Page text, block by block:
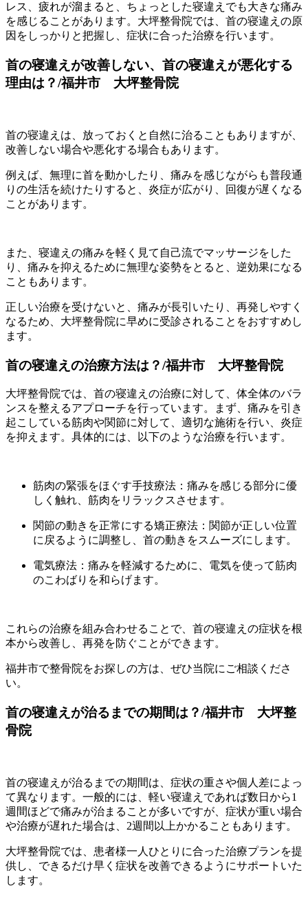
レス、疲れが溜まると、ちょっとした寝違えでも大きな痛み
を感じることがあります。大坪整骨院では、首の寝違えの原
因をしっかりと把握し、症状に合った治療を行います。
首の寝違えが改善しない、首の寝違えが悪化する
理由は？/福井市 大坪整骨院
首の寝違えは、放っておくと自然に治ることもありますが、
改善しない場合や悪化する場合もあります。
例えば、無理に首を動かしたり、痛みを感じながらも普段通
りの生活を続けたりすると、炎症が広がり、回復が遅くなる
ことがあります。
また、寝違えの痛みを軽く見て自己流でマッサージをした
り、痛みを抑えるために無理な姿勢をとると、逆効果になる
こともあります。
正しい治療を受けないと、痛みが長引いたり、再発しやすく
なるため、大坪整骨院に早めに受診されることをおすすめし
ます。
首の寝違えの治療方法は？/福井市 大坪整骨院
大坪整骨院では、首の寝違えの治療に対して、体全体のバラ
ンスを整えるアプローチを行っています。まず、痛みを引き
起こしている筋肉や関節に対して、適切な施術を行い、炎症
を抑えます。具体的には、以下のような治療を行います。
筋肉の緊張をほぐす手技療法：痛みを感じる部分に優
しく触れ、筋肉をリラックスさせます。
関節の動きを正常にする矯正療法：関節が正しい位置
に戻るように調整し、首の動きをスムーズにします。
電気療法：痛みを軽減するために、電気を使って筋肉
のこわばりを和らげます。
これらの治療を組み合わせることで、首の寝違えの症状を根
本から改善し、再発を防ぐことができます。
福井市で整骨院をお探しの方は、ぜひ当院にご相談くださ
い。
首の寝違えが治るまでの期間は？/福井市 大坪整
骨院
首の寝違えが治るまでの期間は、症状の重さや個人差によっ
て異なります。一般的には、軽い寝違えであれば数日から1
週間ほどで痛みが治まることが多いですが、症状が重い場合
や治療が遅れた場合は、2週間以上かかることもあります。
大坪整骨院では、患者様一人ひとりに合った治療プランを提
供し、できるだけ早く症状を改善できるようにサポートいた
します。